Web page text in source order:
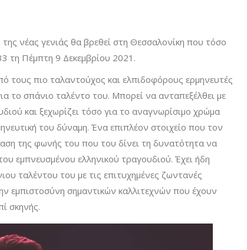
νέας γενιάς θα βρεθεί στη Θεσσαλονίκη που τόσο
τη Πέμπτη 9 Δεκεμβρίου 2021.
τους πιο ταλαντούχος και ελπιδοφόρους ερμηνευτές
το σπάνιο ταλέντο του. Μπορεί να ανταπεξέλθει με
και ξεχωρίζει τόσο για το αναγνωρίσιμο χρώμα
του δύναμη. Ένα επιπλέον στοιχείο που τον
της φωνής του που του δίνει τη δυνατότητα να
εμπνευσμένου ελληνικού τραγουδιού. Έχει ήδη
ταλέντου του με τις επιτυχημένες ζωντανές
εμπιστοσύνη σημαντικών καλλιτεχνών που έχουν
σκηνής.